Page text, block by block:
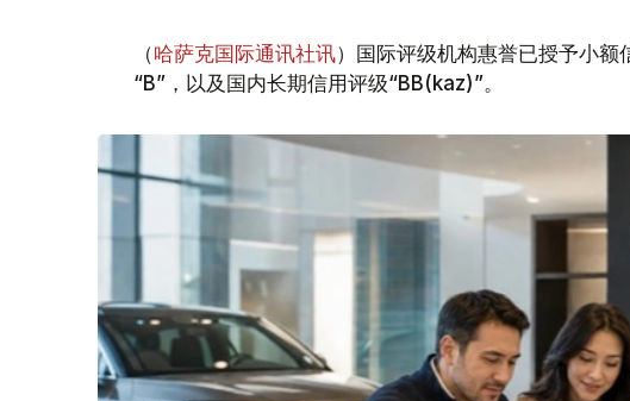
（哈萨克国际通讯社讯）国际评级机构惠誉已授予小
“B”，以及国内长期信用评级“BB(kaz)”。